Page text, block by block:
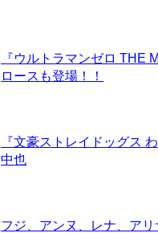
『ウルトラマンゼロ
ロースも登場！！
『文豪ストレイドッグス
中也
フジ、アンヌ、レナ、ア